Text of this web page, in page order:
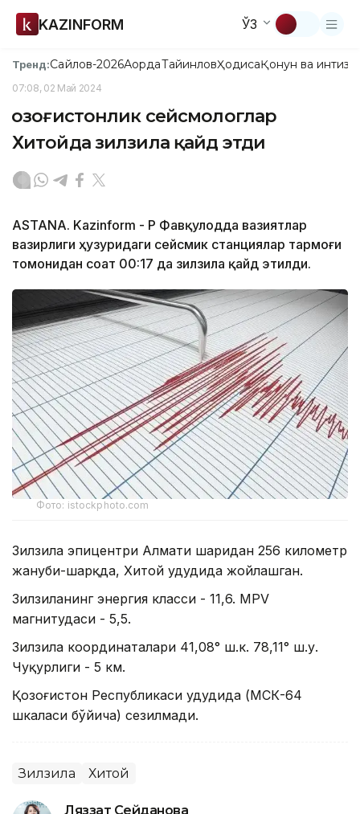
KAZINFORM ЎЗ
Тренд:Сайлов-2026АқордаТайинловҲодисаҚонун ва
07:08, 02 Май 2024
Қозоғистонлик сейсмологлар
Хитойда зилзила қайд этди
ASTANA. Kazinform - ҚР Фавқулодда вазиятлар
вазирлиги ҳузуридаги сейсмик станциялар тармоғи
томонидан соат 00:17 да зилзила қайд этилди.
Фото: istockphoto.com
Зилзила эпицентри Алмати шаҳридан 256 километр
жануби-шарқда, Хитой ҳудудида жойлашган.
Зилзиланинг энергия класси - 11,6. MPV
магнитудаси - 5,5.
Зилзила координаталари 41,08° ш.к. 78,11° ш.у.
Чуқурлиги - 5 км.
Қозоғистон Республикаси ҳудудида (МСК-64
шкаласи бўйича) сезилмади.
Зилзила Хитой
Ляззат Сейданова